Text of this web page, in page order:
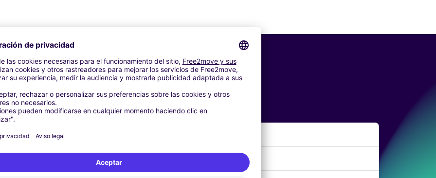
Agencias similares
(C)